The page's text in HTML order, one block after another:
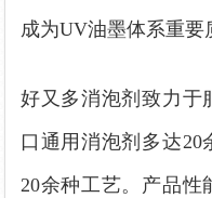
成为UV油墨体系重要
好又多消泡剂致力于
口通用消泡剂多达20
20余种工艺。产品性